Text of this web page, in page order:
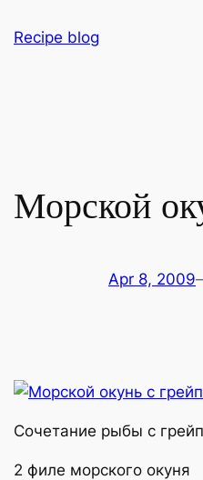
Recipe blog
Морской
Apr 8, 2009
Сочетание рыбы с
2 филе морского окуня